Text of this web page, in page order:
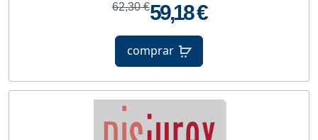
62,30 €59,18 €
comprar